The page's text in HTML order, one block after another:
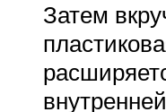
Затем